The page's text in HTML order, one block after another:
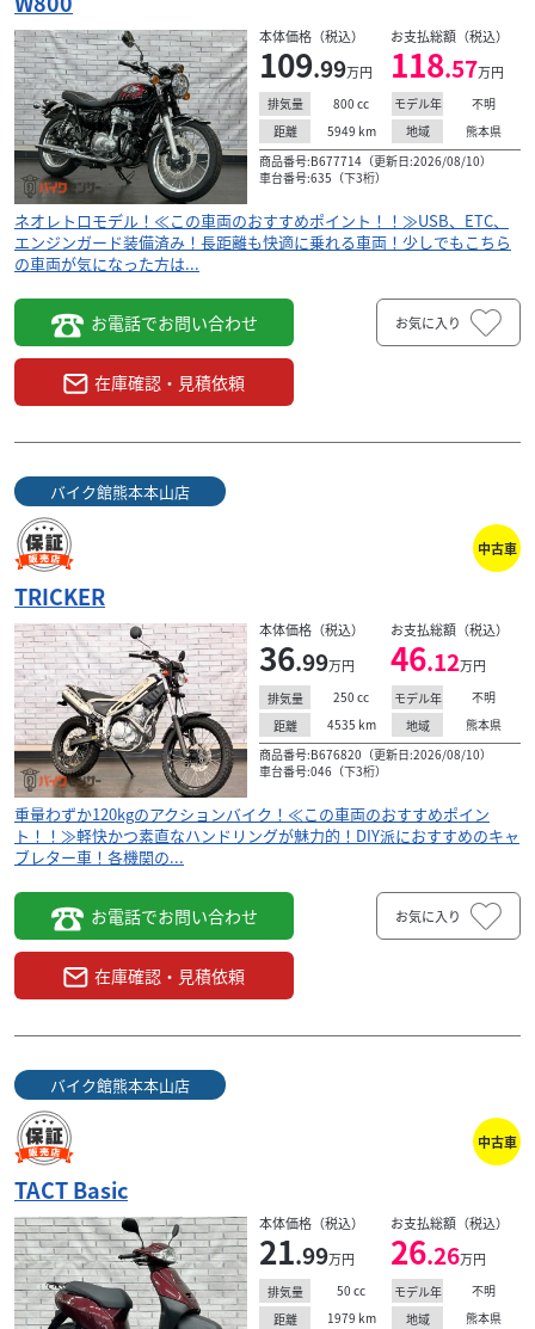
本体価格（税込）
109.99万円
お支払総額（税込）
118.57万円
排気量 800 cc モデル年
不明
距離
5949 km 地域
熊本県
商品番号:B677714（更新日:2026/08/10）
車台番号:635（下3桁）
ネオレトロモデル！≪この車両のおすすめポイント！！≫USB、ETC、
エンジンガード装備済み！長距離も快適に乗れる車両！少しでもこちら
の車両が気になった方は...
お電話でお問い合わせ
在庫確認・見積依頼
お気に入り
バイク館熊本本山店
中古車
TRICKER
本体価格（税込）
36.99万円
お支払総額（税込）
46.12万円
排気量 250 cc モデル年
不明
距離
4535 km 地域
熊本県
商品番号:B676820（更新日:2026/08/10）
車台番号:046（下3桁）
重量わずか120kgのアクションバイク！≪この車両のおすすめポイン
ト！！≫軽快かつ素直なハンドリングが魅力的！DIY派におすすめのキャ
ブレター車！各機関の...
お電話でお問い合わせ
在庫確認・見積依頼
お気に入り
バイク館熊本本山店
中古車
TACT Basic
本体価格（税込）
21.99万円
お支払総額（税込）
26.26万円
排気量 50 cc モデル年
不明
距離
1979 km 地域 熊本県